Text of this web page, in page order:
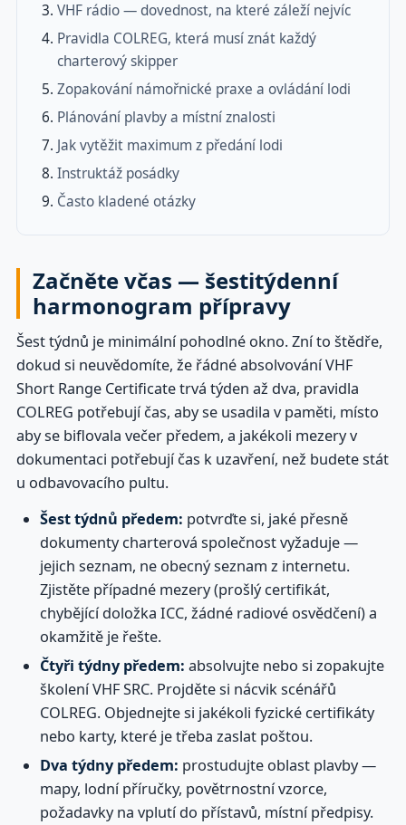
VHF rádio — dovednost, na které záleží nejvíc
Pravidla COLREG, která musí znát každý
charterový skipper
Zopakování námořnické praxe a ovládání lodi
Plánování plavby a místní znalosti
Jak vytěžit maximum z předání lodi
Instruktáž posádky
Často kladené otázky
Začněte včas — šestitýdenní
harmonogram přípravy
Šest týdnů je minimální pohodlné okno. Zní to štědře,
dokud si neuvědomíte, že řádné absolvování VHF
Short Range Certificate trvá týden až dva, pravidla
COLREG potřebují čas, aby se usadila v paměti, místo
aby se biflovala večer předem, a jakékoli mezery v
dokumentaci potřebují čas k uzavření, než budete stát
u odbavovacího pultu.
Šest týdnů předem: potvrďte si, jaké přesně
dokumenty charterová společnost vyžaduje —
jejich seznam, ne obecný seznam z internetu.
Zjistěte případné mezery (prošlý certifikát,
chybějící doložka ICC, žádné radiové osvědčení) a
okamžitě je řešte.
Čtyři týdny předem: absolvujte nebo si zopakujte
školení VHF SRC. Projděte si nácvik scénářů
COLREG. Objednejte si jakékoli fyzické certifikáty
nebo karty, které je třeba zaslat poštou.
Dva týdny předem: prostudujte oblast plavby —
mapy, lodní příručky, povětrnostní vzorce,
požadavky na vplutí do přístavů, místní předpisy.